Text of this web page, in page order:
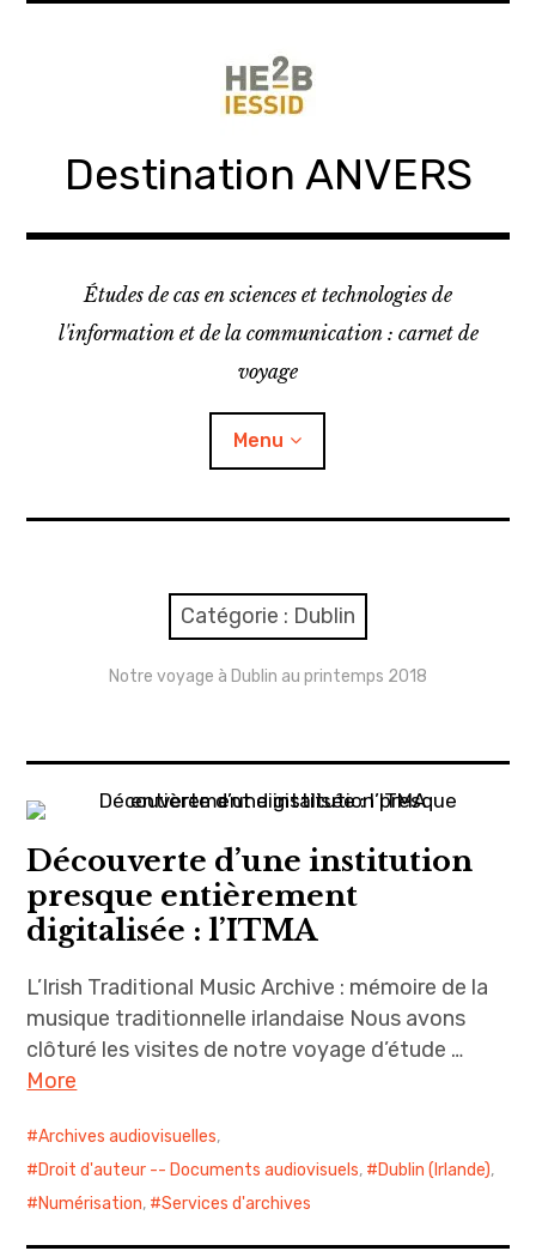
Destination ANVERS
Études de cas en sciences et technologies de
l'information et de la communication : carnet de
voyage
Menu
Précédemment
Copenhague 2019
Genève 2015
A propos
Catégorie : Dublin
Notre voyage à Dublin au printemps 2018
Découverte d’une institution
presque entièrement
digitalisée : l’ITMA
L’Irish Traditional Music Archive : mémoire de la
musique traditionnelle irlandaise Nous avons
clôturé les visites de notre voyage d’étude …
More
Archives audiovisuelles,
Droit d'auteur -- Documents audiovisuels, Dublin (Irlande),
Numérisation, Services d'archives